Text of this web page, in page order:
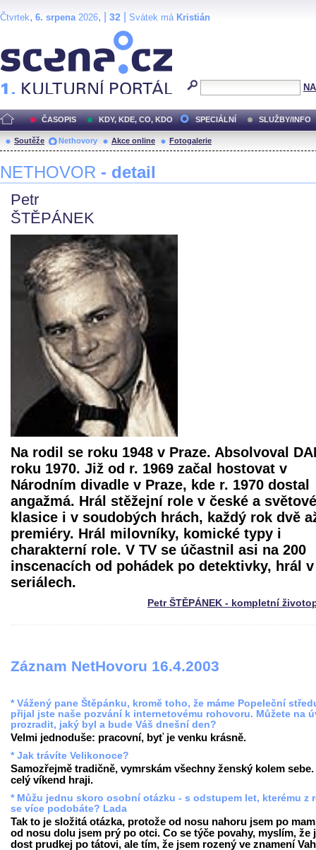
Čtvrtek, 6. srpena2026, | 32 Svátek má Kristián
ČASOPIS KDY, KDE, CO, KDO SPECIÁLNÍ SLUŽBY/INFO
Soutěže Nethovory Akce online Fotogalerie
NETHOVOR - detail
Petr
ŠTĚPÁNEK
Na rodil se roku 1948 v Praze. Absolvoval
roku 1970. Již od r. 1969 začal hostovat v
Národním divadle v Praze, kde r. 1970 dostal
angažmá. Hrál stěžejní role v české a světové
klasice i v soudobých hrách, každý rok dvě
premiéry. Hrál milovníky, komické typy i
charakterní role. V TV se účastnil asi na 200
inscenacích od pohádek po detektivky, hrál v
seriálech.
Petr ŠTĚPÁNEK - kompletní
Záznam NetHovoru 16.4.2003
* Vážený pane Štěpánku, kromě toho, že máme Popeleční
přijal jste naše pozvání k internetovému rohovoru. Můžete na
prozradit, jaký byl a bude Váš dnešní den?
Velmi jednoduše: pracovní, byť je venku krásně.
* Jak trávíte Velikonoce?
Samozřejmě tradičně, vymrskám všechny ženský kolem
celý víkend hraji.
* Můžu jednu skoro osobní otázku - s odstupem let, kterému z
se více podobáte? Lada
Tak to je složitá otázka, protože od nosu nahoru jsem po
od nosu dolu jsem prý po otci. Co se týče povahy, myslím, že
dost prudkej po tátovi, ale tím, že jsem rozený ve znamení